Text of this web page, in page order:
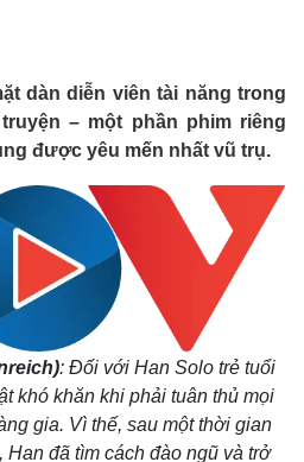
dàn diễn viên tài năng trong
– một phần phim riêng
được yêu mến nhất vũ trụ.
: Đối với Han Solo trẻ tuổi
khó khăn khi phải tuân thủ mọi
gia. Vì thế, sau một thời gian
Han đã tìm cách đào ngũ và trở